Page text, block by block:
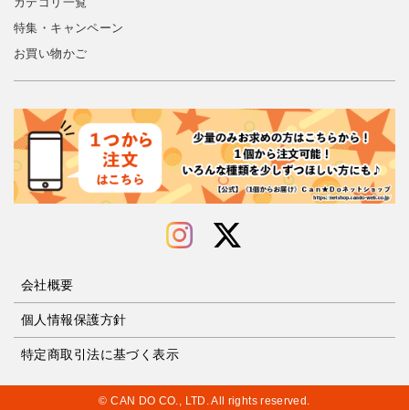
特集・キャンペーン
お買い物かご
会社概要
個人情報保護方針
特定商取引法に基づく表示
© CAN DO CO., LTD. All rights reserved.